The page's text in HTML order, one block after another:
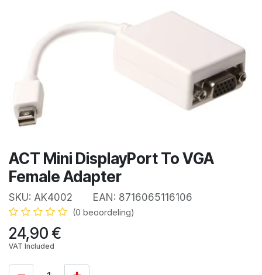
ACT Mini DisplayPort To VGA
Female Adapter
SKU: AK4002 EAN: 8716065116106
(0 beoordeling)
24,90€
VAT Included